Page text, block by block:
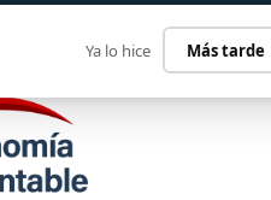
Ya lo hice Más tarde